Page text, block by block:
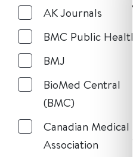
AK Journals
BMC Public Health
BMJ
BioMed Central
(BMC)
Canadian Medical
Association